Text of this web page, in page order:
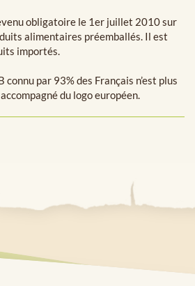
obligatoire le 1er juillet 2010 sur
alimentaires préemballés. Il est
importés.
connu par 93% des Français n’est plus
du logo européen.